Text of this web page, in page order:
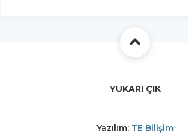
YUKARI ÇIK
Yazılım: TE Bilişim